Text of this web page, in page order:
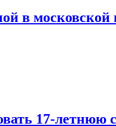
в московской
17-летнюю